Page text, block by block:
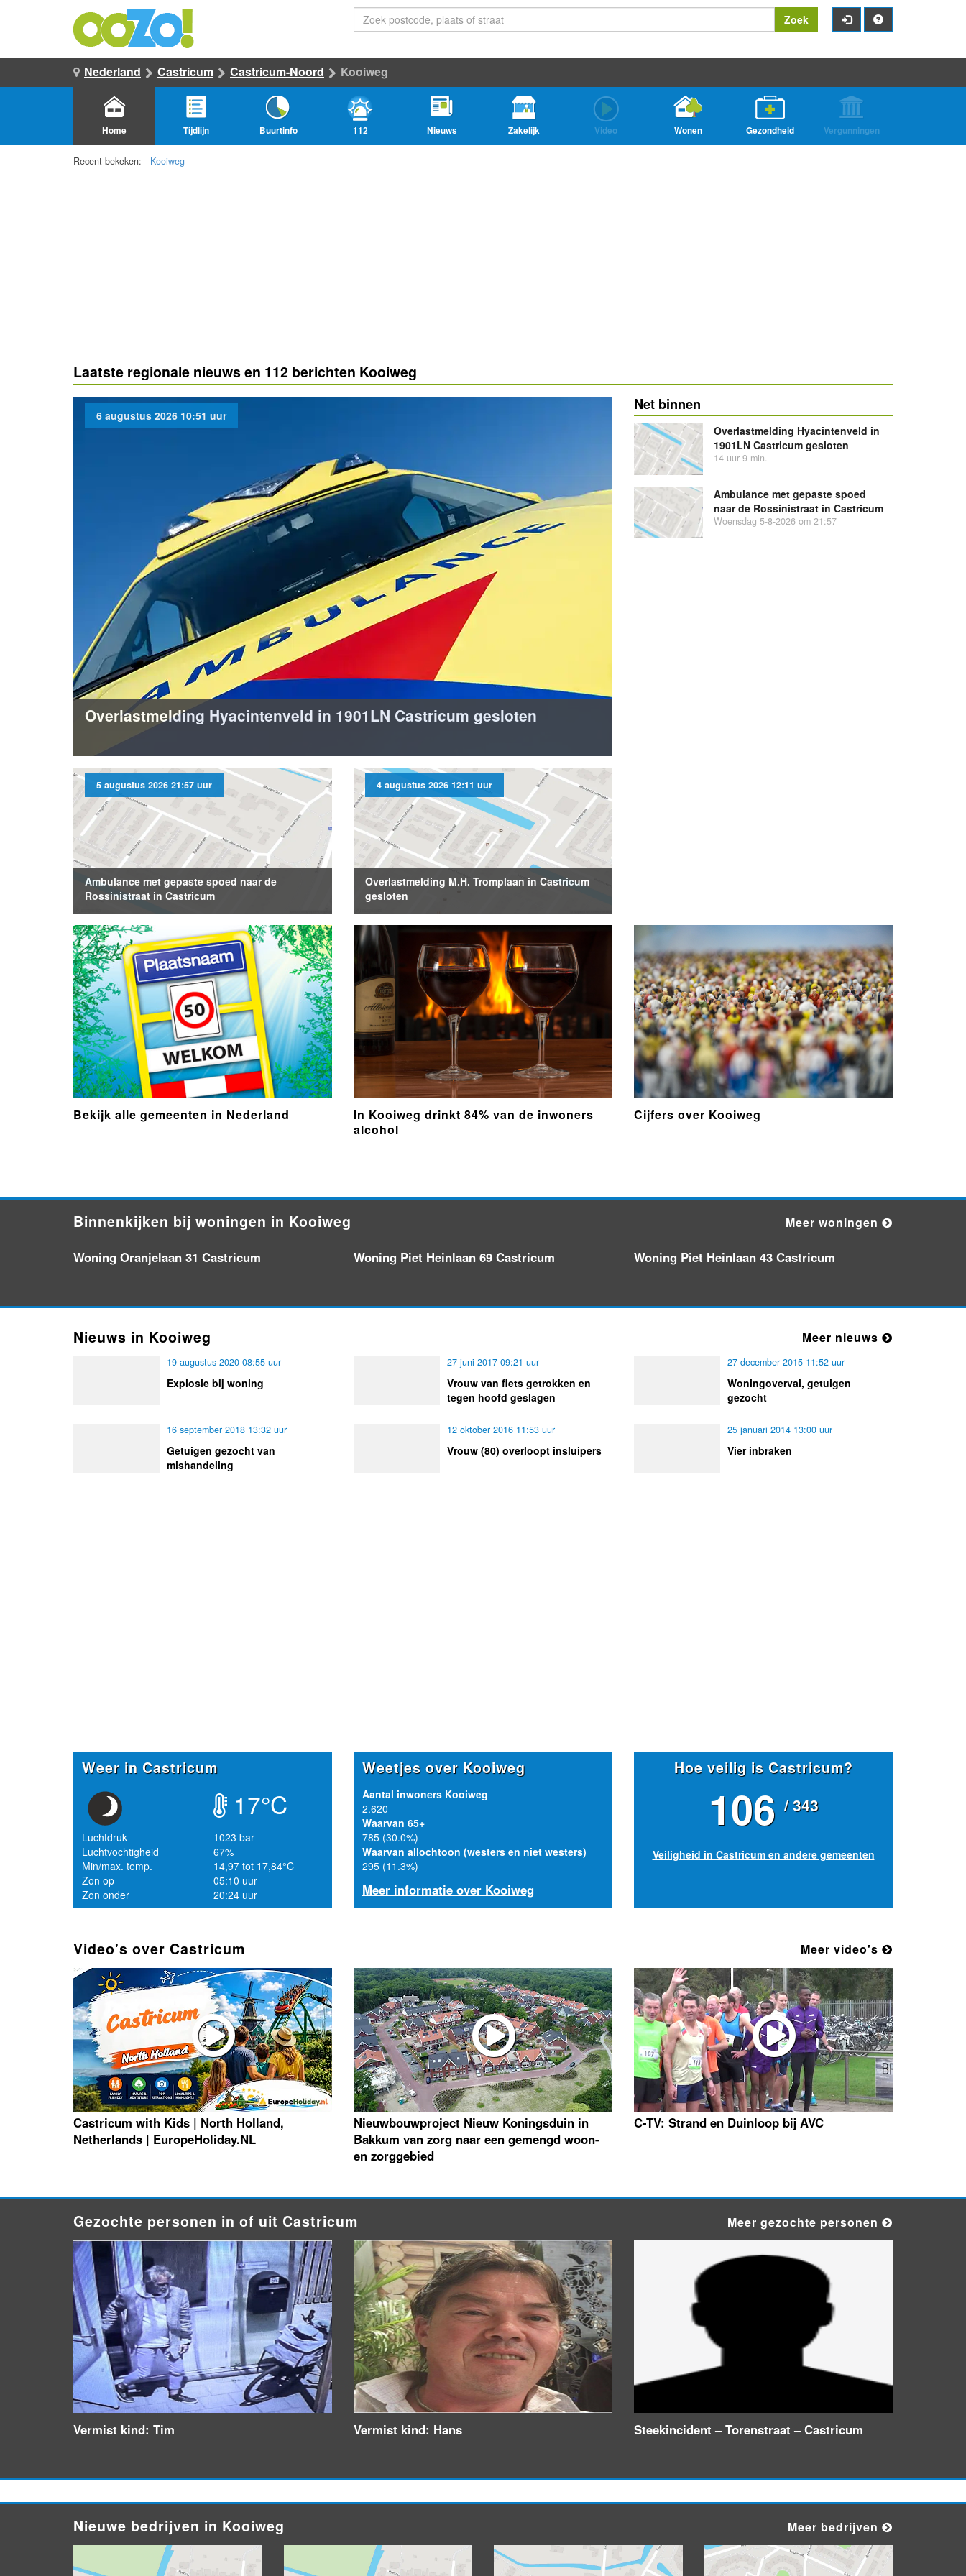
Zoek
Nederland Castricum Castricum-Noord Kooiweg
Home Tijdlijn Buurtinfo 112 Nieuws Zakelijk Video Wonen Gezondheid Vergunningen
Recent bekeken: Kooiweg
Laatste regionale nieuws en 112 berichten Kooiweg
6 augustus 2026 10:51 uur
Overlastmelding Hyacintenveld in 1901LN Castricum gesloten
5 augustus 2026 21:57 uur
Ambulance met gepaste spoed naar de
Rossinistraat in Castricum
4 augustus 2026 12:11 uur
Overlastmelding M.H. Tromplaan in Castricum
gesloten
Net binnen
Overlastmelding Hyacintenveld in
1901LN Castricum gesloten
14 uur 9 min.
Ambulance met gepaste spoed
naar de Rossinistraat in Castricum
Woensdag 5-8-2026 om 21:57
in Castricum
Zondag 2-8-2026 om 19:24
Overlastmelding Brakersweg in
1901XX Castricum
Zondag 2-8-2026 om 11:39
Ambulance met grote spoed naar
de Tulpenveld in Castricum
Zaterdag 1-8-2026 om 18:41
Ambulance met grote spoed naar
naar de Offenbachstraat in
Zaterdag 1-8-2026 om 08:39
Ambulance met gepaste spoed
1901LN Castricum gesloten
Bekijk alle gemeenten in Nederland
In Kooiweg drinkt 84% van de inwoners
alcohol
Cijfers over Kooiweg
Binnenkijken bij woningen in Kooiweg Meer woningen
Woning Oranjelaan 31 Castricum Woning Piet Heinlaan 69 Castricum Woning Piet Heinlaan 43 Castricum
Nieuws in Kooiweg Meer nieuws
19 augustus 2020 08:55 uur
Explosie bij woning
16 september 2018 13:32 uur
Getuigen gezocht van
mishandeling
27 juni 2017 09:21 uur
Vrouw van fiets getrokken en
tegen hoofd geslagen
12 oktober 2016 11:53 uur
Vrouw (80) overloopt insluipers
27 december 2015 11:52 uur
Woningoverval, getuigen
gezocht
25 januari 2014 13:00 uur
Vier inbraken
Weer in Castricum
17°C
Luchtdruk
1023 bar
Luchtvochtigheid
67%
Min/max. temp.
14,97 tot 17,84°C
Zon op
05:10 uur
Zon onder
20:24 uur
Weetjes over Kooiweg
Aantal inwoners Kooiweg
2.620
Waarvan 65+
785 (30.0%)
Waarvan allochtoon (westers en niet westers)
295 (11.3%)
Meer informatie over Kooiweg
Hoe veilig is Castricum?
106 / 343
Veiligheid in Castricum en andere gemeenten
Video's over Castricum Meer video's
Castricum with Kids | North Holland,
Netherlands | EuropeHoliday.NL
Nieuwbouwproject Nieuw Koningsduin in
Bakkum van zorg naar een gemengd woon-
en zorggebied
C-TV: Strand en Duinloop bij AVC
Gezochte personen in of uit Castricum Meer gezochte personen
Vermist kind: Tim Vermist kind: Hans Steekincident – Torenstraat – Castricum
Nieuwe bedrijven in Kooiweg Meer bedrijven